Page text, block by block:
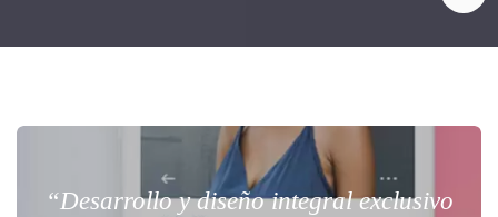
“Desarrollo y diseño integral exclusivo